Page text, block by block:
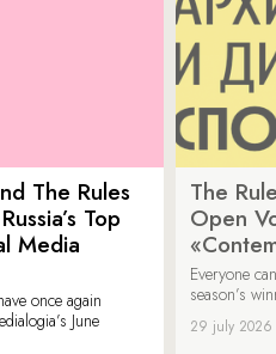
The Rules
Top
Media
once again
June
The
Open
Everyone
season’s
29 july 2026